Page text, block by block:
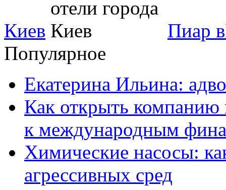
Киев
Пиар
Популярное
Екатерина Ильина:
Как открыть компанию
к международным
Химические насосы:
агрессивных сред